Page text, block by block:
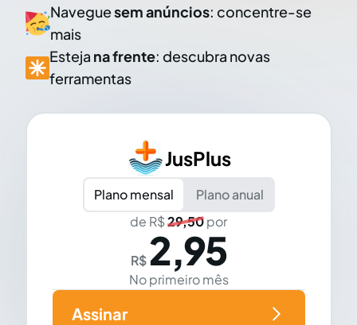
Naveguesem anúncios: concentre-se
mais
Esteja na frente: descubra novas
ferramentas
JusPlus
Plano mensal
Plano anual
de R$29,50por
R$ 2,95
No primeiro mês
Assinar